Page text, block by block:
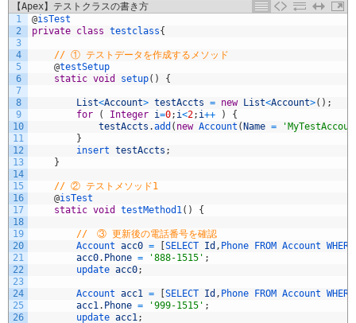
【Apex】テストクラスの書き方
1
2
3
4
5
6
7
8
9
10
11
12
13
14
15
16
17
18
19
20
21
22
23
24
25
26
@isTest
private class testclass{
// ① テストデータを作成するメソッド
@testSetup
static void setup( ) {
List<Account> testAccts = new List<Account>( ) ;
for
( Integer i=0; i<2; i++ )
{
testAccts .add ( new Account ( Name =
}
insert testAccts ;
}
// ② テストメソッド1
@isTest
static void testMethod1( ) {
//　③ 更新後の電話番号を確認
Account acc0 = SELECT Id , Phone FROM Account
acc0. Phone = '888-1515' ;
update acc0;
Account acc1 = SELECT Id , Phone FROM Account
acc1. Phone = '999-1515' ;
update acc1;